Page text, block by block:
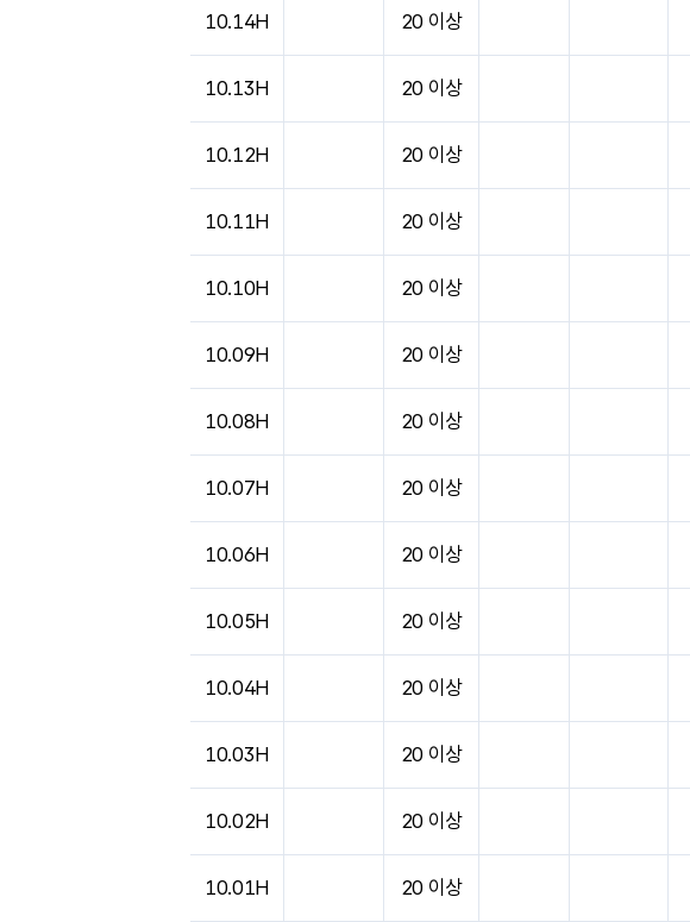
10.14H 20 이상
10.13H 20 이상
10.12H 20 이상
10.11H 20 이상
10.10H 20 이상
10.09H 20 이상
10.08H 20 이상
10.07H 20 이상
10.06H 20 이상
10.05H 20 이상
10.04H 20 이상
10.03H 20 이상
10.02H 20 이상
10.01H 20 이상